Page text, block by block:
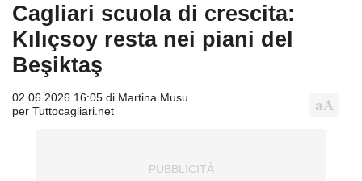
Cagliari scuola di crescita:
Kılıçsoy resta nei piani del
Beşiktaş
02.06.2026 16:05 di Martina Musu
per Tuttocagliari.net